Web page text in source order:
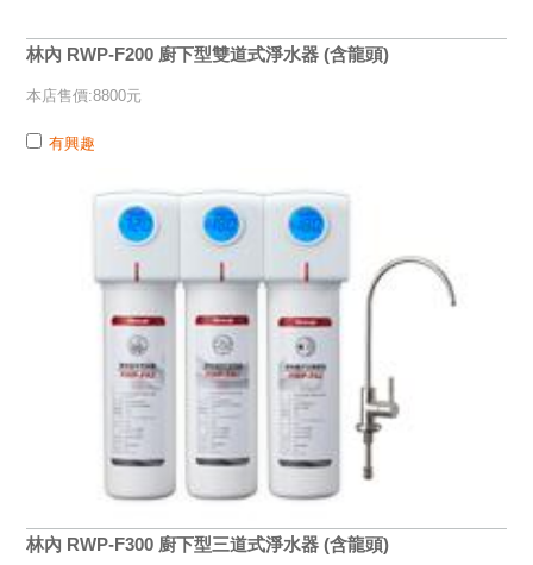
林內 RWP-F200 廚下型雙道式淨水器 (含龍頭)
本店售價:8800元
有興趣
林內 RWP-F300 廚下型三道式淨水器 (含龍頭)